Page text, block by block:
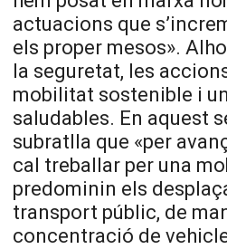
actuacions que
els proper mesos».
la seguretat, les
mobilitat sostenible i
saludables. En aquest
subratlla que «per
cal treballar per una
predominin els
transport públic, de
concentració de